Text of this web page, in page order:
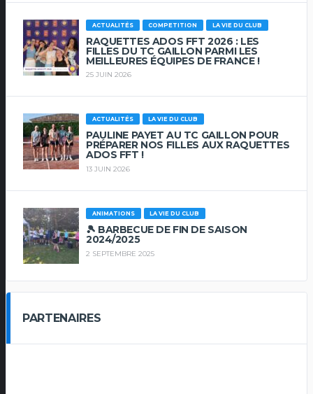
ACTUALITÉS COMPETITION LA VIE DU CLUB
RAQUETTES ADOS FFT 2026 : LES
FILLES DU TC GAILLON PARMI LES
MEILLEURES ÉQUIPES DE FRANCE !
25 JUIN 2026
ACTUALITÉS LA VIE DU CLUB
PAULINE PAYET AU TC GAILLON POUR
PRÉPARER NOS FILLES AUX RAQUETTES
ADOS FFT !
13 JUIN 2026
ANIMATIONS LA VIE DU CLUB
🎾 BARBECUE DE FIN DE SAISON
2024/2025
2 SEPTEMBRE 2025
PARTENAIRES